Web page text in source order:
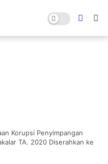
Korupsi Penyimpangan
TA. 2020 Diserahkan ke